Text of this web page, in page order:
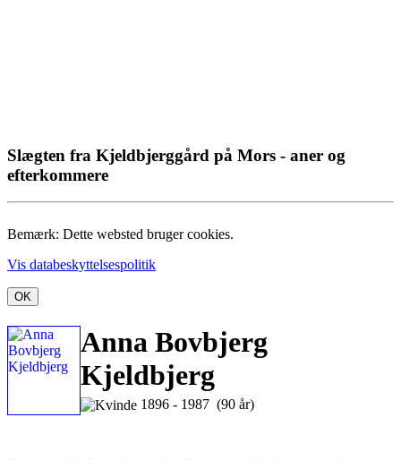
Slægten fra Kjeldbjerggård på Mors - aner og
efterkommere
Bemærk: Dette websted bruger cookies.
Vis databeskyttelsespolitik
OK
Anna Bovbjerg
Kjeldbjerg
1896 - 1987 (90 år)